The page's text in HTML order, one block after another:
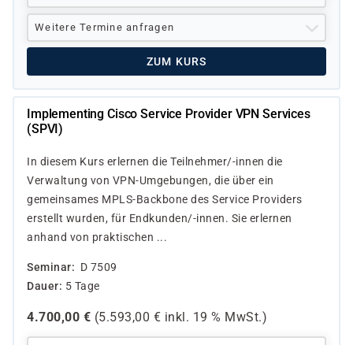
Weitere Termine anfragen
ZUM KURS
Implementing Cisco Service Provider VPN Services
(SPVI)
In diesem Kurs erlernen die Teilnehmer/-innen die
Verwaltung von VPN-Umgebungen, die über ein
gemeinsames MPLS-Backbone des Service Providers
erstellt wurden, für Endkunden/-innen. Sie erlernen
anhand von praktischen ...
Seminar
D 7509
Dauer
5 Tage
4.700,00 € (5.593,00 € inkl. 19 % MwSt.)